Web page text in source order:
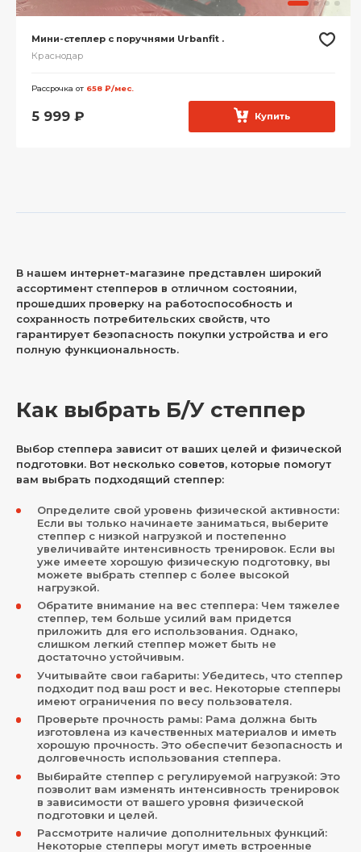
Мини-степлер с поручнями Urbanfit .
Краснодар
Рассрочка от 658 ₽/мес.
5 999 ₽ Купить
В нашем интернет-магазине представлен широкий
ассортимент степперов в отличном состоянии,
прошедших проверку на работоспособность и
сохранность потребительских свойств, что
гарантирует безопасность покупки устройства и его
полную функциональность.
Как выбрать Б/У степпер
Выбор степпера зависит от ваших целей и физической
подготовки. Вот несколько советов, которые помогут
вам выбрать подходящий степпер:
Определите свой уровень физической активности:
Если вы только начинаете заниматься, выберите
степпер с низкой нагрузкой и постепенно
увеличивайте интенсивность тренировок. Если вы
уже имеете хорошую физическую подготовку, вы
можете выбрать степпер с более высокой
нагрузкой.
Обратите внимание на вес степпера: Чем тяжелее
степпер, тем больше усилий вам придется
приложить для его использования. Однако,
слишком легкий степпер может быть не
достаточно устойчивым.
Учитывайте свои габариты: Убедитесь, что степпер
подходит под ваш рост и вес. Некоторые степперы
имеют ограничения по весу пользователя.
Проверьте прочность рамы: Рама должна быть
изготовлена из качественных материалов и иметь
хорошую прочность. Это обеспечит безопасность и
долговечность использования степпера.
Выбирайте степпер с регулируемой нагрузкой: Это
позволит вам изменять интенсивность тренировок
в зависимости от вашего уровня физической
подготовки и целей.
Рассмотрите наличие дополнительных функций:
Некоторые степперы могут иметь встроенные